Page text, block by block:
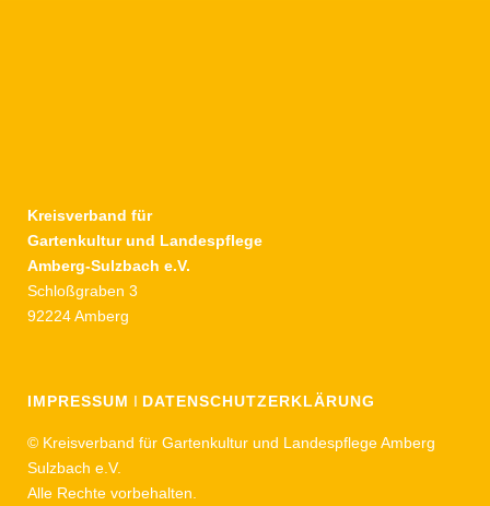
Kreisverband für
Gartenkultur und Landespflege
Amberg-Sulzbach e.V.
Schloßgraben 3
92224 Amberg
IMPRESSUM I DATENSCHUTZERKLÄRUNG
© Kreisverband für Gartenkultur und Landespflege Amberg
Sulzbach e.V.
Alle Rechte vorbehalten.